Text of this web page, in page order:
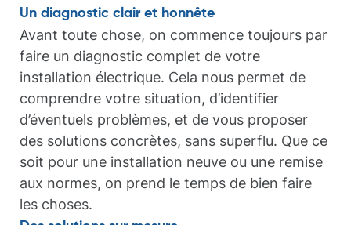
Un diagnostic clair et honnête
Avant toute chose, on commence toujours par
faire un diagnostic complet de votre
installation électrique. Cela nous permet de
comprendre votre situation, d’identifier
d’éventuels problèmes, et de vous proposer
des solutions concrètes, sans superflu. Que ce
soit pour une installation neuve ou une remise
aux normes, on prend le temps de bien faire
les choses.